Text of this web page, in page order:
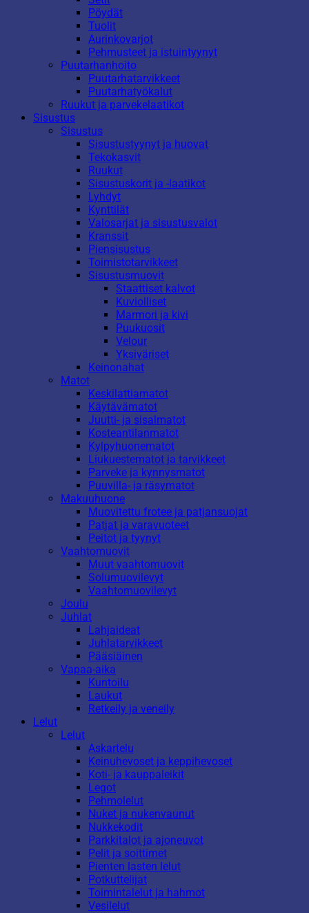
Pöydät
Tuolit
Aurinkovarjot
Pehmusteet ja istuintyynyt
Puutarhanhoito
Puutarhatarvikkeet
Puutarhatyökalut
Ruukut ja parvekelaatikot
Sisustus
Sisustus
Sisustustyynyt ja huovat
Tekokasvit
Ruukut
Sisustuskorit ja -laatikot
Lyhdyt
Kynttilät
Valosarjat ja sisustusvalot
Kranssit
Piensisustus
Toimistotarvikkeet
Sisustusmuovit
Staattiset kalvot
Kuviolliset
Marmori ja kivi
Puukuosit
Velour
Yksiväriset
Keinonahat
Matot
Keskilattiamatot
Käytävämatot
Juutti- ja sisalmatot
Kosteantilanmatot
Kylpyhuonematot
Liukuestematot ja tarvikkeet
Parveke ja kynnysmatot
Puuvilla- ja räsymatot
Makuuhuone
Muovitettu frotee ja patjansuojat
Patjat ja varavuoteet
Peitot ja tyynyt
Vaahtomuovit
Muut vaahtomuovit
Solumuovilevyt
Vaahtomuovilevyt
Joulu
Juhlat
Lahjaideat
Juhlatarvikkeet
Pääsiäinen
Vapaa-aika
Kuntoilu
Laukut
Retkeily ja veneily
Lelut
Lelut
Askartelu
Keinuhevoset ja keppihevoset
Koti- ja kauppaleikit
Legot
Pehmolelut
Nuket ja nukenvaunut
Nukkekodit
Parkkitalot ja ajoneuvot
Pelit ja soittimet
Pienten lasten lelut
Potkuttelijat
Toimintalelut ja hahmot
Vesilelut